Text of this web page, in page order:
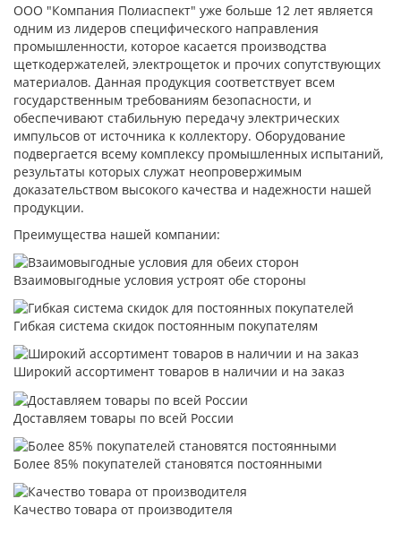
ООО "Компания Полиаспект" уже больше 12 лет является
одним из лидеров специфического направления
промышленности, которое касается производства
щеткодержателей, электрощеток и прочих сопутствующих
материалов. Данная продукция соответствует всем
государственным требованиям безопасности, и
обеспечивают стабильную передачу электрических
импульсов от источника к коллектору. Оборудование
подвергается всему комплексу промышленных испытаний,
результаты которых служат неопровержимым
доказательством высокого качества и надежности нашей
продукции.
Преимущества нашей компании:
Взаимовыгодные условия устроят обе стороны
Гибкая система скидок постоянным покупателям
Широкий ассортимент товаров в наличии и на заказ
Доставляем товары по всей России
Более 85% покупателей становятся постоянными
Качество товара от производителя